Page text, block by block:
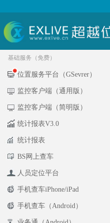
基础服务（免费）
位置服务平台（GSevrer）
监控客户端（通用版）
监控客户端（简明版）
统计报表V3.0
统计报表
BS网上查车
人员定位平台
手机查车iPhone/iPad
手机查车（Android）